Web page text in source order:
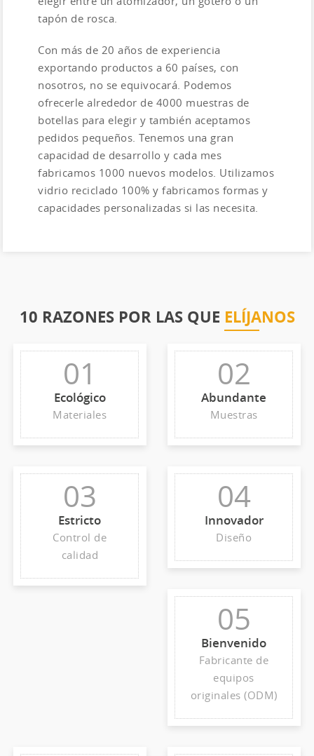
tapón de rosca.
Con más de 20 años de experiencia
exportando productos a 60 países, con
nosotros, no se equivocará. Podemos
ofrecerle alrededor de 4000 muestras de
botellas para elegir y también aceptamos
pedidos pequeños. Tenemos una gran
capacidad de desarrollo y cada mes
fabricamos 1000 nuevos modelos. Utilizamos
vidrio reciclado 100% y fabricamos formas y
capacidades personalizadas si las necesita.
10 RAZONES POR LAS QUE ELÍJANOS
01
Ecológico
Materiales
02
Abundante
Muestras
03
Estricto
Control de
calidad
04
Innovador
Diseño
05
Bienvenido
Fabricante de
equipos
originales (ODM)